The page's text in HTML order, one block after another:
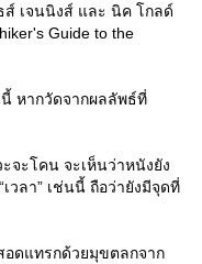
ส์ เจนนิงส์ และ นิค โกลด์
Guide to the
หากวัดจากผลลัพธ์ที่
ะโคน จะเห็นว่าหนังยัง
วลา” เช่นนี้ ถือว่ายังมีจุดที่
อดแทรกด้วยมุขตลกจาก